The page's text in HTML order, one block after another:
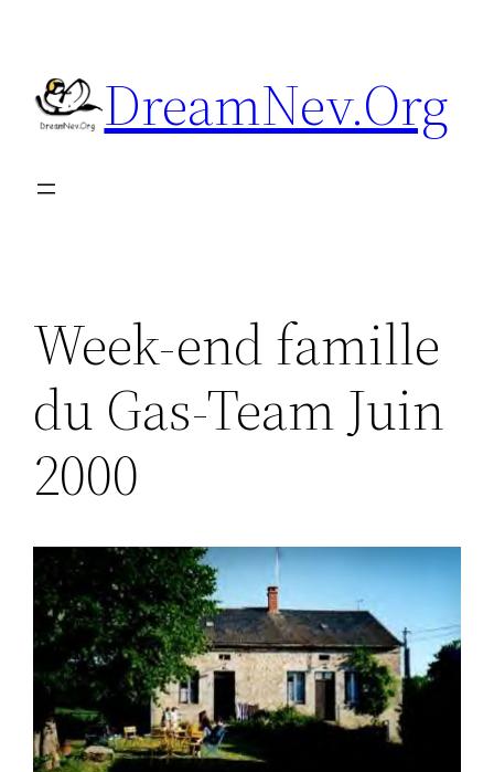
contenu
DreamNev.Org
Week-end famille
du Gas-Team Juin
2000